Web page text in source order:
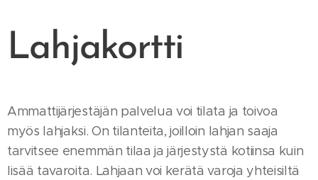
Lahjakortti
Ammattijärjestäjän palvelua voi tilata ja toivoa
myös lahjaksi. On tilanteita, joilloin lahjan saaja
tarvitsee enemmän tilaa ja järjestystä kotiinsa kuin
lisää tavaroita. Lahjaan voi kerätä varoja yhteisiltä